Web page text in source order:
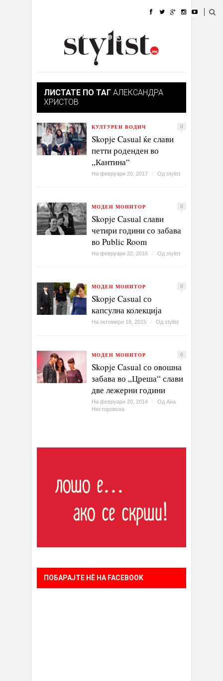
УБАВИНА
КУЛТУРА @РАБОТА
ИЗЛОГ
ЛИСТАТЕ ПО ТАГ АЛЕКСАНДРА
ХРИСТОВ
КУЛТУРЕН ВОДИЧ 0
Skopje Casual ќе слави
петти роденден во
„Кантина“
На февруари 20, 2017 / Од stylist
МОДЕН МОНИТОР 0
Skopje Casual слави
четири години со забава
во Public Room
На февруари 22, 2016 / Од stylist
МОДЕН МОНИТОР 0
Skopje Casual со
капсулна колекција
На октомври 19, 2015 / Од stylist
МОДЕН МОНИТОР 0
Skopje Casual со овошна
забава во „Цреша“ слави
две лежерни години
На февруари 20, 2014 / Од Ана
Несторовска
ПОБАРАЈТЕ НÈ НА FACEBOOK